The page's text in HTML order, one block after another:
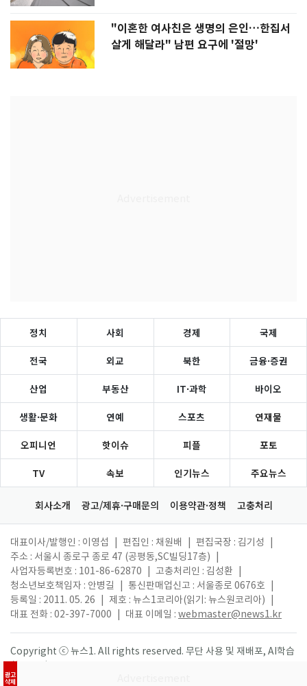
"이혼한 여사친은 생명의 은인…한집서
살게 해달라" 남편 요구에 '절망'
광고
삭제
정치 사회 경제 국제
전국 외교 북한 금융·증권
산업 부동산 IT·과학 바이오
생활·문화 연예 스포츠 연재물
오피니언 핫이슈 피플 포토
TV 속보 인기뉴스 주요뉴스
회사소개 광고/제휴·구매문의 이용약관·정책 고충처리
대표이사/발행인 : 이영섭 편집인 : 채원배 편집국장 : 김기성
주소 : 서울시 종로구 종로 47 (공평동,SC빌딩17층)
사업자등록번호 : 101-86-62870
고충처리인 : 김성환
청소년보호책임자 : 안병길
통신판매업신고 : 서울종로 0676호
등록일 : 2011. 05. 26
제호 : 뉴스1코리아(읽기: 뉴스원코리아)
대표 전화 : 02-397-7000
대표 이메일 : webmaster@news1.kr
Copyright ⓒ 뉴스1. All rights reserved. 무단 사용 및 재배포, AI학습
활용 금지.